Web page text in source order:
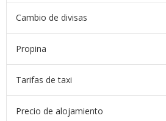
Cambio de divisas
Propina
Tarifas de taxi
Precio de alojamiento